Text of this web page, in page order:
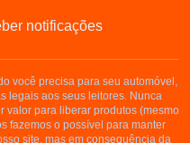
notificações
você precisa para seu automóvel,
legais aos seus leitores. Nunca
valor para liberar produtos (mesmo
fazemos o possível para manter
site, mas em consequência da